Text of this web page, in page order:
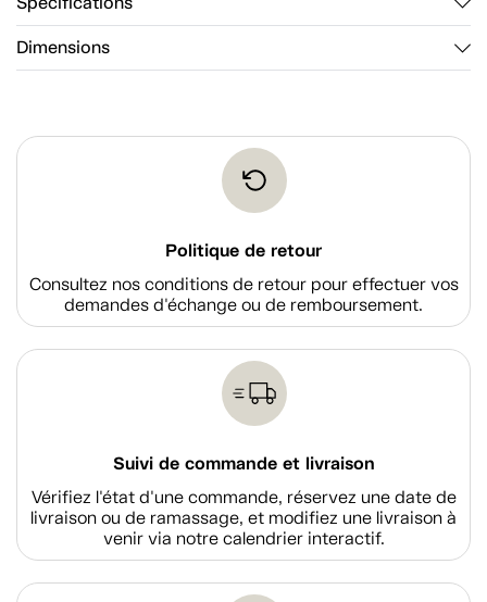
Dimensions
Politique de retour
Consultez nos conditions de retour pour effectuer vos
demandes d'échange ou de remboursement.
Suivi de commande et livraison
Vérifiez l'état d'une commande, réservez une date de
livraison ou de ramassage, et modifiez une livraison à
venir via notre calendrier interactif.